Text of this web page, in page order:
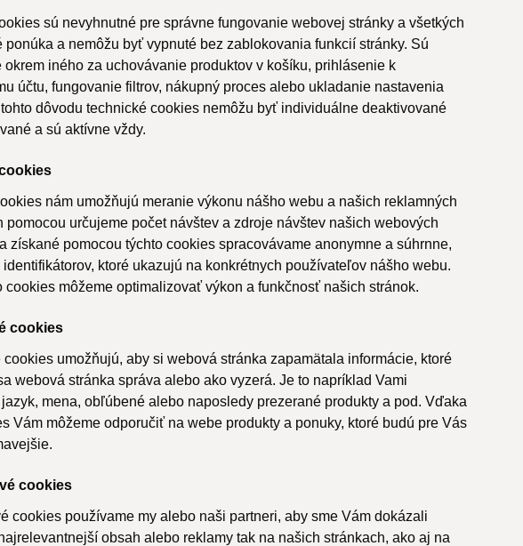
sú nevyhnutné pre správne fungovanie webovej stránky a všetkých
ponúka a nemôžu byť vypnuté bez zablokovania funkcií stránky. Sú
okrem iného za uchovávanie produktov v košíku, prihlásenie k
účtu, fungovanie filtrov, nákupný proces alebo ukladanie nastavenia
dôvodu technické cookies nemôžu byť individuálne deaktivované
a sú aktívne vždy.
nám umožňujú meranie výkonu nášho webu a našich reklamných
pomocou určujeme počet návštev a zdroje návštev našich webových
získané pomocou týchto cookies spracovávame anonymne a súhrnne,
identifikátorov, ktoré ukazujú na konkrétnych používateľov nášho webu.
cookies môžeme optimalizovať výkon a funkčnosť našich stránok.
cookies
cookies umožňujú, aby si webová stránka zapamätala informácie, ktoré
webová stránka správa alebo ako vyzerá. Je to napríklad Vami
mena, obľúbené alebo naposledy prezerané produkty a pod. Vďaka
Vám môžeme odporučiť na webe produkty a ponuky, ktoré budú pre Vás
cookies
cookies používame my alebo naši partneri, aby sme Vám dokázali
obsah alebo reklamy tak na našich stránkach, ako aj na